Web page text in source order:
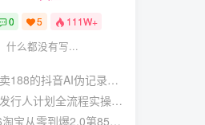
（19545期）AI短剧创
教
从零制作恶毒女配短
程
12天前
7月最新抖音Ai美女涨粉
，3天万粉，小白也能
起号涨粉变现
26天前
0 5 111W+
什么都没有写...
；从选题到发布十一大环节拆解，零基础也能做出高流量真实感内容
号定位到选剧剪辑再到发布技巧，零基础也能快速上手出单
五项高权重初始设置，改销量评晒秒单快速破零积累基础权重